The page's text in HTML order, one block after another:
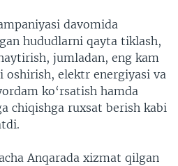
davomida
hududlarni qayta tiklash,
jumladan, eng kam
oshirish, elektr energiyasi va
ko‘rsatish hamda
chiqishga ruxsat berish kabi
Anqarada xizmat qilgan